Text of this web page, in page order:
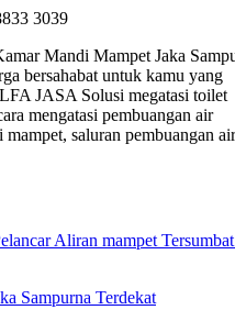
3039
Mandi Mampet Jaka
bersahabat untuk kamu yang
JASA Solusi megatasi toilet
mengatasi pembuangan air
saluran pembuangan air
Aliran mampet
Sampurna Terdekat